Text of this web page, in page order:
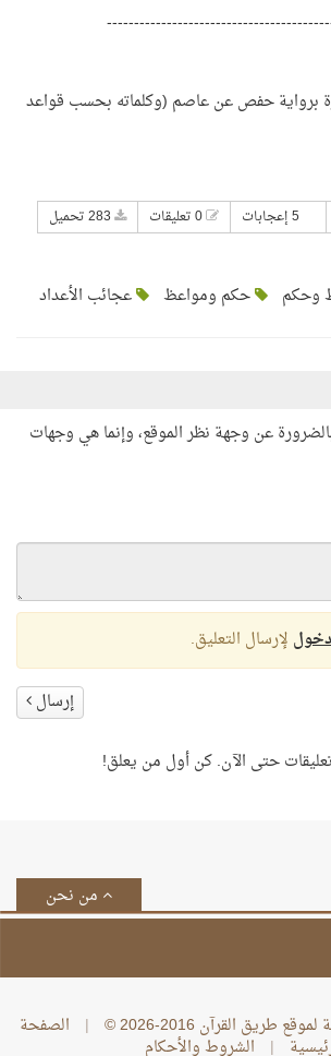
برواية حفص عن عاصم (وكلماته بحسب قواعد
5 إعجابات
وحكم حكم ومواعظ عجائب الأعداد
عن وجهة نظر الموقع، وإنما هي وجهات
لإرسال التعليق.
إرسال
حتى الآن. كن أول من يعلق!
من نحن
القرآن 2016-2026 © | الصفحة
| الشروط والأحكام